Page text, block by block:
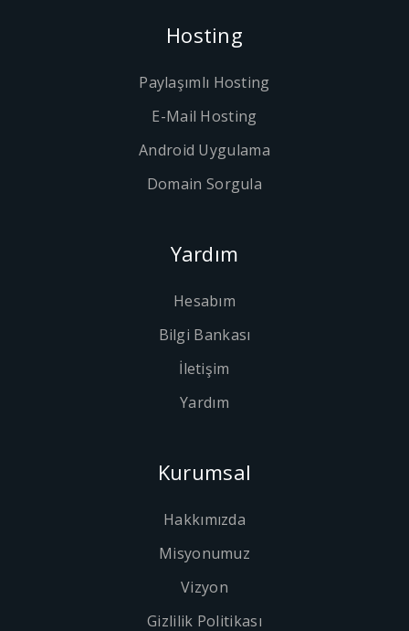
Hosting
Paylaşımlı Hosting
E-Mail Hosting
Android Uygulama
Domain Sorgula
Yardım
Hesabım
Bilgi Bankası
İletişim
Yardım
Kurumsal
Hakkımızda
Misyonumuz
Vizyon
Gizlilik Politikası